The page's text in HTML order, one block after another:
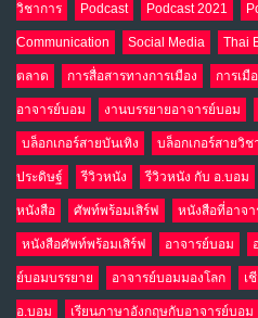
วิชาการ Podcast Podcast 2021
Communication Social Media Thai
ตลาด การสื่อสารทางการเมือง การเมื
อาจารย์บอม งานบรรยายอาจารย์บอม
บล็อกเกอร์สายบันเทิง บล็อกเกอร์สายวิช
ประดิษฐ์ รีวิวหนัง รีวิวหนัง กับ อ.บอม
หนังสือ ศัพท์พร้อมเสิร์ฟ หนังสือที่อาจ
หนังสือศัพท์พร้อมเสิร์ฟ อาจารย์บอม
ย์บอมบรรยาย อาจารย์บอมมองโลก เ
อ.บอม เรียนภาษาอังกฤษกับอาจารย์บอม